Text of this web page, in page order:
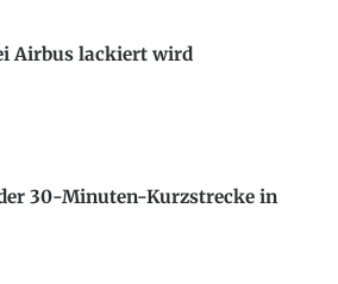
Airbus lackiert wird
30-Minuten-Kurzstrecke in